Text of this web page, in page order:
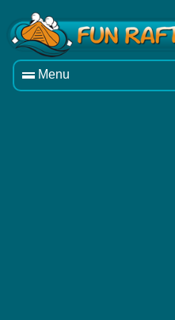
Menu